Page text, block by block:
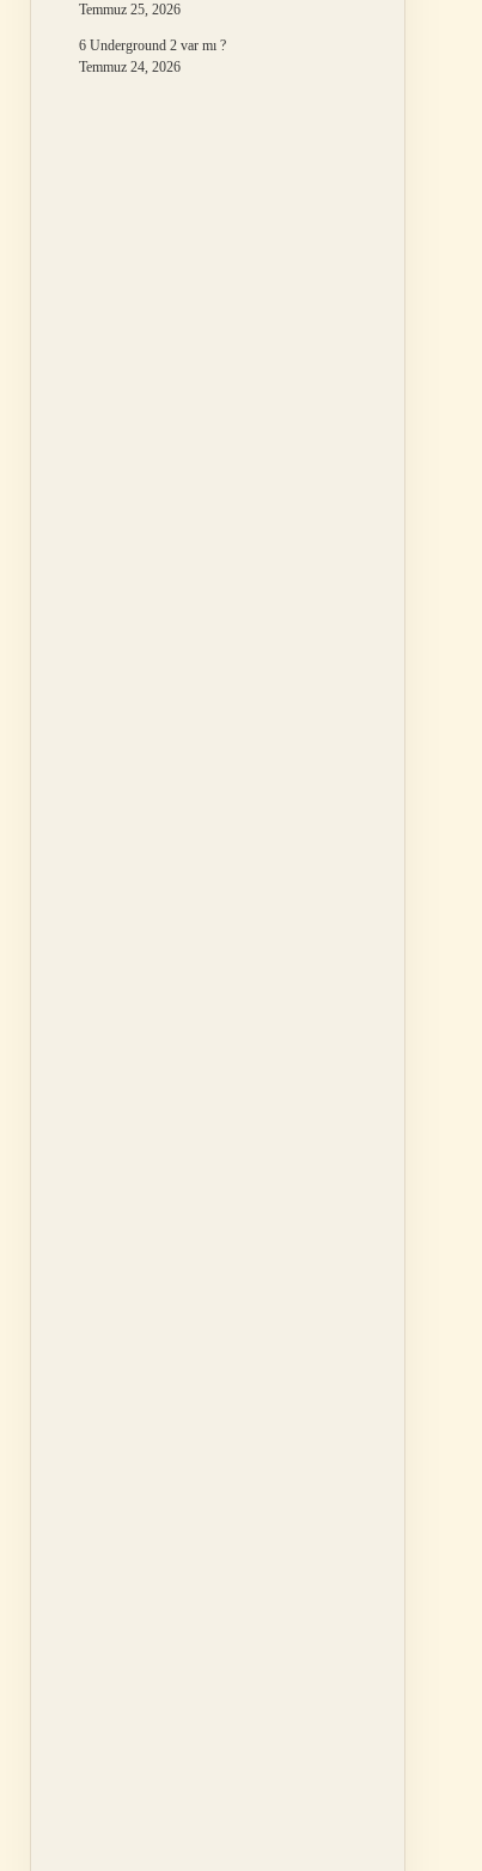
Temmuz 25, 2026
6 Underground 2 var mı ?
Temmuz 24, 2026